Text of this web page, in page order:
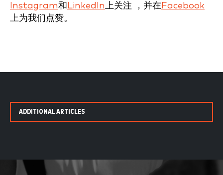
Instagram和 LinkedIn上关注 ，并在 Facebook
上为我们点赞。
ADDITIONAL ARTICLES